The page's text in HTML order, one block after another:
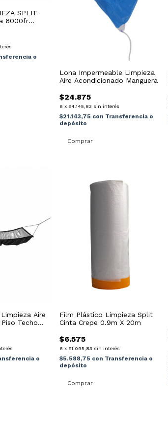
SPLIT
6000fr
o
Lona Impermeable Limpieza
Aire Acondicionado Manguera
$24.875
6 x $4.145,83 sin interés
$21.143,75 con Transferencia o
depósito
Aire
Techo
o
Film Plástico Limpieza Split
Cinta Crepe 0.9m X 20m
$6.575
6 x $1.095,83 sin interés
$5.588,75 con Transferencia o
depósito